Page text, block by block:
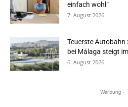
einfach wohl“
7. August 2026
Teuerste Autobahn
bei Málaga steigt
6. August 2026
- Werbung -